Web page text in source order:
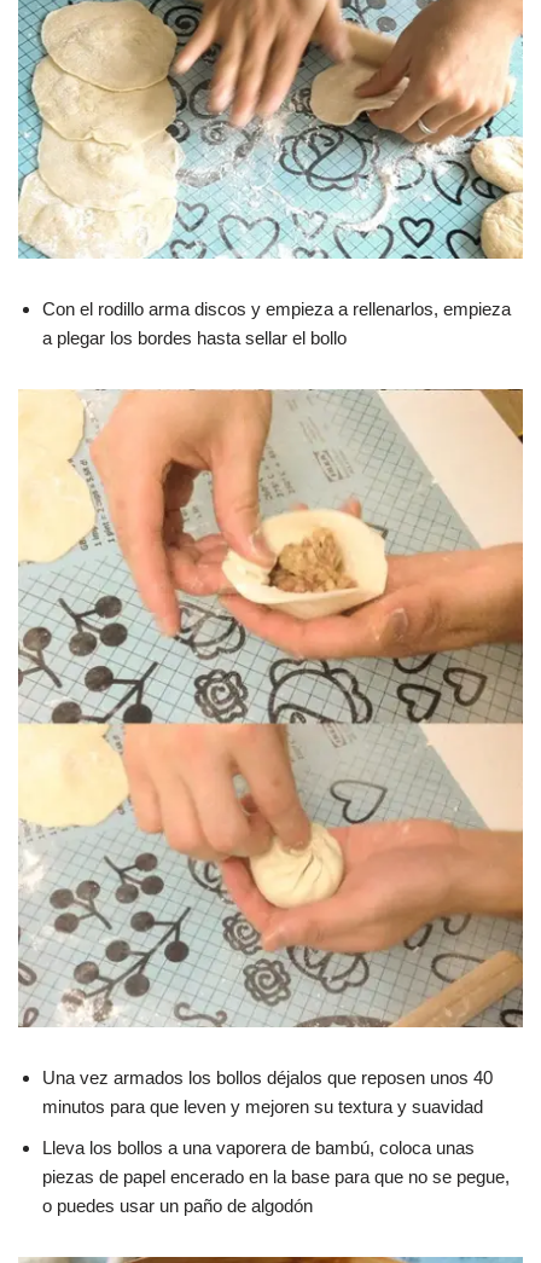
Con el rodillo arma discos y empieza a rellenarlos, empieza
a plegar los bordes hasta sellar el bollo
Una vez armados los bollos déjalos que reposen unos 40
minutos para que leven y mejoren su textura y suavidad
Lleva los bollos a una vaporera de bambú, coloca unas
piezas de papel encerado en la base para que no se pegue,
o puedes usar un paño de algodón